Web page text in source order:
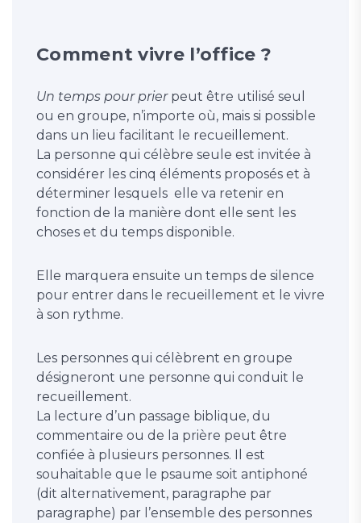
Comment vivre l’office ?
Un temps pour prierpeut être utilisé seul
ou en groupe, n’importe où, mais si possible
dans un lieu facilitant le recueillement.
La personne qui célèbre seule est invitée à
considérer les cinq éléments proposés et à
déterminer lesquels elle va retenir en
fonction de la manière dont elle sent les
choses et du temps disponible.
Elle marquera ensuite un temps de silence
pour entrer dans le recueillement et le vivre
à son rythme.
Les personnes qui célèbrent en groupe
désigneront une personne qui conduit le
recueillement.
La lecture d’un passage biblique, du
commentaire ou de la prière peut être
confiée à plusieurs personnes. Il est
souhaitable que le psaume soit antiphoné
(dit alternativement, paragraphe par
paragraphe) par l’ensemble des personnes